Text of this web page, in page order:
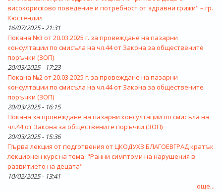
високорисково поведение и потребност от здравни грижи" – гр.
Кюстендил
16/07/2025 - 21:31
Покана №3 от 20.03.2025 г. за провеждане на пазарни
консултации по смисъла на чл.44 от Закона за обществените
поръчки (ЗОП)
20/03/2025 - 17:23
Покана №2 от 20.03.2025 г. за провеждане на пазарни
консултации по смисъла на чл.44 от Закона за обществените
поръчки (ЗОП)
20/03/2025 - 16:15
Покана за провеждане на пазарни консултации по смисъла на
чл.44 от Закона за обществените поръчки (ЗОП)
20/03/2025 - 15:36
Първа лекция от подготвения от ЦКОДУХЗ БЛАГОЕВГРАД кратък
лекционен курс на тема: "Ранни симптоми на нарушения в
развитието на децата"
10/02/2025 - 13:41
още...